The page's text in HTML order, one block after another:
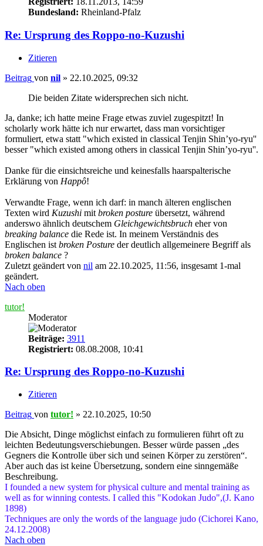
Bundesland: Rheinland-Pfalz
Re: Ursprung des Roppo-no-Kuzushi
Zitieren
Beitrag von nil » 22.10.2025, 09:32
Die beiden Zitate widersprechen sich nicht.
Ja, danke; ich hatte meine Frage etwas zuviel zugespitzt! In
scholarly work hätte ich nur erwartet, dass man vorsichtiger
formuliert, etwa statt "which existed in classical Tenjin Shin’yo-ryu''
besser "which existed among others in classical Tenjin Shin’yo-ryu''.
Danke für die einsichtsreiche und keinesfalls haarspalterische
Erklärung von Happô!
Verwandte Frage, wenn ich darf: in manch älteren englischen
Texten wird Kuzushi mit broken posture übersetzt, während
anderswo ähnlich deutschem Gleichgewichtsbruch eher von
breaking balance die Rede ist. In meinem Verständnis des
Englischen ist broken Posture der deutlich allgemeinere Begriff als
broken balance ?
Zuletzt geändert von nil am 22.10.2025, 11:56, insgesamt 1-mal
geändert.
Nach oben
tutor!
Moderator
Beiträge: 3911
Registriert: 08.08.2008, 10:41
Re: Ursprung des Roppo-no-Kuzushi
Zitieren
Beitrag von tutor! » 22.10.2025, 10:50
Die Absicht, Dinge möglichst einfach zu formulieren führt oft zu
leichten Bedeutungsverschiebungen. Besser würde passen „des
Gegners die Kontrolle über sich und seinen Körper zu zerstören“.
Aber auch das ist keine Übersetzung, sondern eine sinngemäße
Beschreibung.
I founded a new system for physical culture and mental training as
well as for winning contests. I called this "Kodokan Judo",(J. Kano
1898)
Techniques are only the words of the language judo (Cichorei Kano,
24.12.2008)
Nach oben